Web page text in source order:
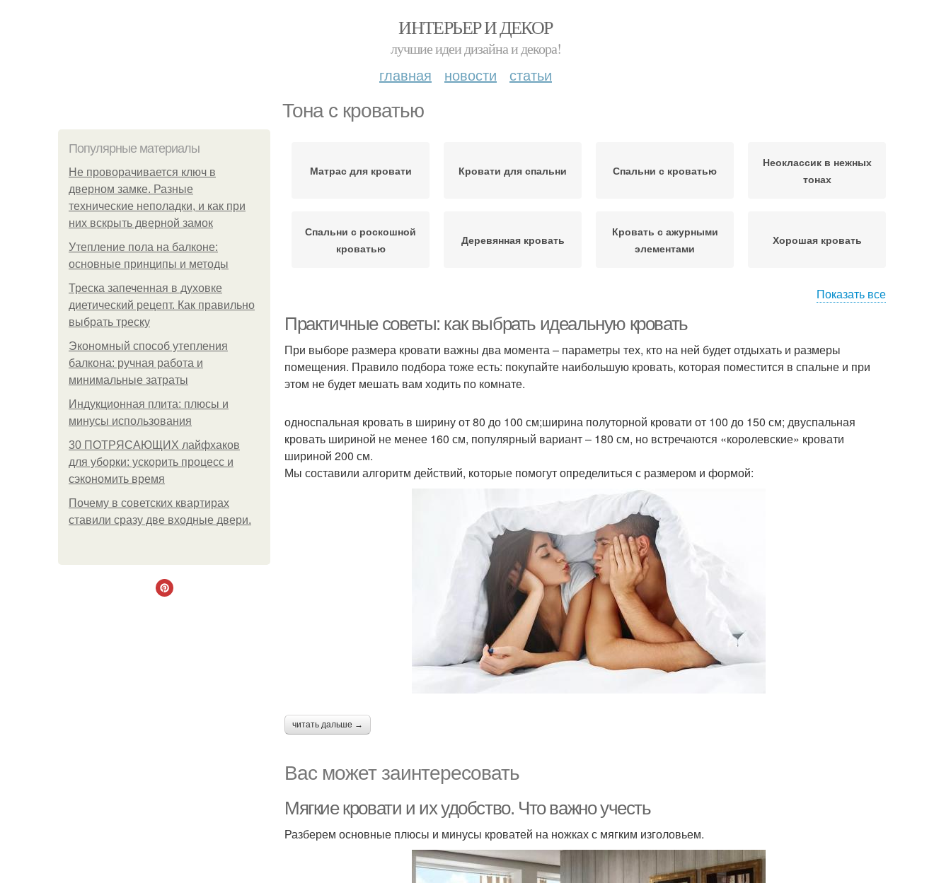
ИНТЕРЬЕР И ДЕКОР
лучшие идеи дизайна и декора!
главная новости статьи
Тона с кроватью
Популярные материалы
Не проворачивается ключ в
дверном замке. Разные
технические неполадки, и как при
них вскрыть дверной замок
Утепление пола на балконе:
основные принципы и методы
Треска запеченная в духовке
диетический рецепт. Как правильно
выбрать треску
Экономный способ утепления
балкона: ручная работа и
минимальные затраты
Индукционная плита: плюсы и
минусы использования
30 ПОТРЯСАЮЩИХ лайфхаков
для уборки: ускорить процесс и
сэкономить время
Почему в советских квартирах
ставили сразу две входные двери.
Матрас для кровати Кровати для спальни Спальни с кроватью
Неоклассик в нежных
тонах
Спальни с роскошной
кроватью
Деревянная кровать
Кровать с ажурными
элементами
Хорошая кровать
Показать все
Практичные советы: как выбрать идеальную кровать
При выборе размера кровати важны два момента – параметры тех, кто на ней будет отдыхать и размеры
помещения. Правило подбора тоже есть: покупайте наибольшую кровать, которая поместится в спальне и при
этом не будет мешать вам ходить по комнате.
односпальная кровать в ширину от 80 до 100 см;ширина полуторной кровати от 100 до 150 см; двуспальная
кровать шириной не менее 160 см, популярный вариант – 180 см, но встречаются «королевские» кровати
шириной 200 см.
Мы составили алгоритм действий, которые помогут определиться с размером и формой:
читать дальше →
Вас может заинтересовать
Мягкие кровати и их удобство. Что важно учесть
Разберем основные плюсы и минусы кроватей на ножках с мягким изголовьем.